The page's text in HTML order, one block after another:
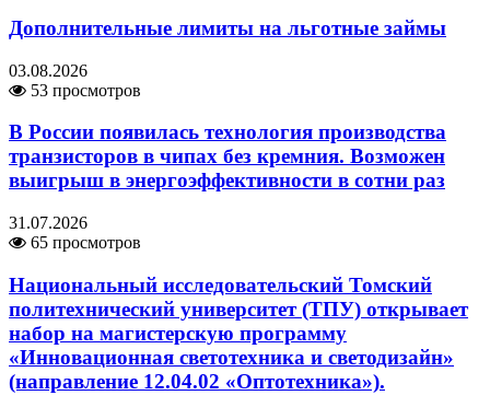
Дополнительные лимиты на льготные займы
03.08.2026
53 просмотров
В России появилась технология производства
транзисторов в чипах без кремния. Возможен
выигрыш в энергоэффективности в сотни раз
31.07.2026
65 просмотров
Национальный исследовательский Томский
политехнический университет (ТПУ) открывает
набор на магистерскую программу
«Инновационная светотехника и светодизайн»
(направление 12.04.02 «Оптотехника»).